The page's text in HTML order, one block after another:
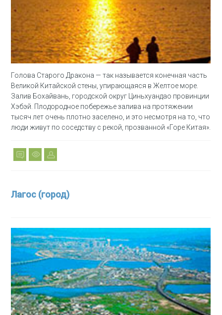
Голова Старого Дракона — так называется конечная часть
Великой Китайской стены, упирающаяся в Желтое море.
Залив Бохайвань, городской округ Циньхуандао провинции
Хэбэй. Плодородное побережье залива на протяжении
тысяч лет очень плотно заселено, и это несмотря на то, что
люди живут по соседству с рекой, прозванной «Горе Китая».
Лагос (город)